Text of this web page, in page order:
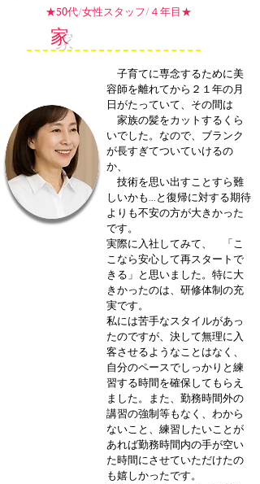
​★50代/女性スタッフ/４年目★
家
子育てに専念するために美
容師を離れてから２１年の月
日がたっていて、その間は
家族の髪をカットするくら
いでした。なので、ブランク
が長すぎてついていけるの
か、
技術を思い出すことすら難
しいかも…と復帰に対する期待
よりも不安の方が大きかった
です。
実際に入社してみて、 「こ
こなら安心して再スタートで
きる」と思いました。特に大
きかったのは、研修体制の充
実です。
私には苦手なスタイルがあっ
たのですが、決して無理に入
客させるようなことはなく、
自分のペースでしっかりと練
習する時間を確保してもらえ
ました。また、勤務時間外の
講習の強制等もなく、わから
ないこと、練習したいことが
あれば勤務時間内の手が空い
た時間にさせていただけたの
も嬉しかったです。